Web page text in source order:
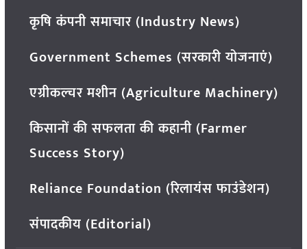
कृषि कंपनी समाचार (Industry News)
Government Schemes (सरकारी योजनाएं)
एग्रीकल्चर मशीन (Agriculture Machinery)
किसानों की सफलता की कहानी (Farmer
Success Story)
Reliance Foundation (रिलायंस फाउंडेशन)
संपादकीय (Editorial)